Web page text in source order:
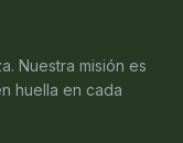
Nuestra misión es
huella en cada